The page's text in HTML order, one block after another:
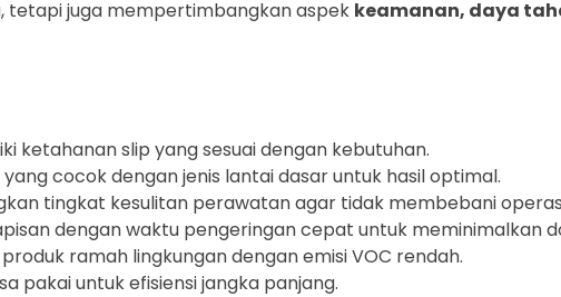
tetapi juga mempertimbangkan aspek keamanan, daya
ketahanan slip yang sesuai dengan kebutuhan.
cocok dengan jenis lantai dasar untuk hasil optimal.
tingkat kesulitan perawatan agar tidak membebani
dengan waktu pengeringan cepat untuk meminimalkan
ramah lingkungan dengan emisi VOC rendah.
pakai untuk efisiensi jangka panjang.